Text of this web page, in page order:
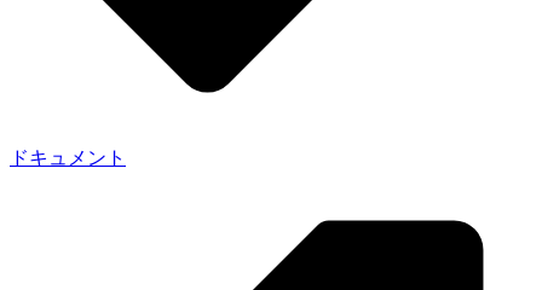
ドキュメント